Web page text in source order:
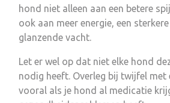
hond niet alleen aan een betere
ook aan meer energie, een
glanzende vacht.
Let er wel op dat niet elke hond
nodig heeft. Overleg bij twijfel met
vooral als je hond al medicatie